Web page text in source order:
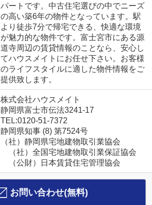
パートです。中古住宅選びの中でニーズ
の高い築6年の物件となっています。駅
より徒歩7分で帰宅できる、快適な環境
が魅力的な物件です。富士宮市にある源
道寺周辺の賃貸情報のことなら、安心し
てハウスメイトにお任せ下さい。お客様
のライフスタイルに適した物件情報をご
提供致します。
株式会社ハウスメイト
静岡県富士市伝法3241-17
TEL:0120-51-7372
静岡県知事 (8) 第7524号
（社）静岡県宅地建物取引業協会
（社）全国宅地建物取引業保証協会
（公財）日本賃貸住宅管理協会
お問い合わせ(無料)